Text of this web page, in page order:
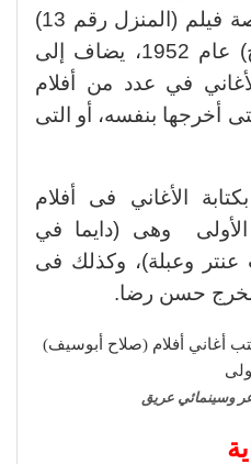
حيث شارك فى كتابة قصة فيلم (المنزل رقم 13)
مع مخرجه (كمال الشيخ) عام 1952، يضاف إلى
في عدد من أفلام
أخرجها بنفسه، أو التى
الأغاني فى أفلام
الأولى وهى (دايما في
عنتر وعبلة)، وكذلك فى
حسن رضا.
وسينمائي عريق